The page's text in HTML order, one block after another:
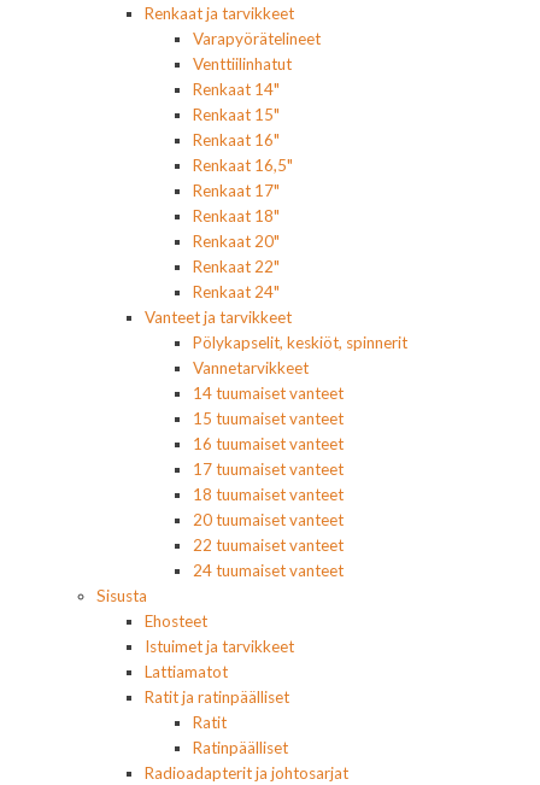
Renkaat ja tarvikkeet
Varapyörätelineet
Venttiilinhatut
Renkaat 14"
Renkaat 15"
Renkaat 16"
Renkaat 16,5"
Renkaat 17"
Renkaat 18"
Renkaat 20"
Renkaat 22"
Renkaat 24"
Vanteet ja tarvikkeet
Pölykapselit, keskiöt, spinnerit
Vannetarvikkeet
14 tuumaiset vanteet
15 tuumaiset vanteet
16 tuumaiset vanteet
17 tuumaiset vanteet
18 tuumaiset vanteet
20 tuumaiset vanteet
22 tuumaiset vanteet
24 tuumaiset vanteet
Sisusta
Ehosteet
Istuimet ja tarvikkeet
Lattiamatot
Ratit ja ratinpäälliset
Ratit
Ratinpäälliset
Radioadapterit ja johtosarjat